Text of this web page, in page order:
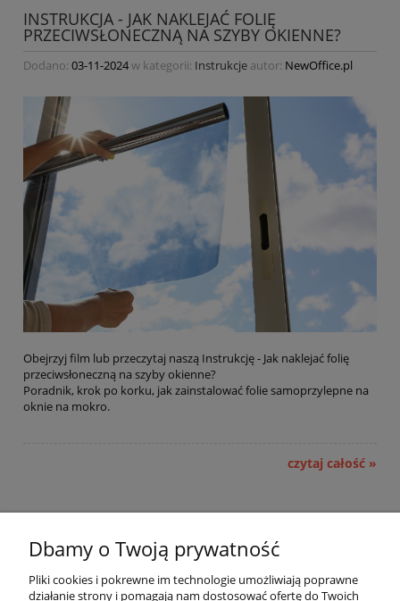
INSTRUKCJA - JAK NAKLEJAĆ FOLIĘ
PRZECIWSŁONECZNĄ NA SZYBY OKIENNE?
Dodano: 03-11-2024w kategorii: Instrukcje autor: NewOffice.pl
Obejrzyj film lub przeczytaj naszą Instrukcję - Jak naklejać folię
przeciwsłoneczną na szyby okienne?
Poradnik, krok po korku, jak zainstalować folie samoprzylepne na
oknie na mokro.
czytaj całość »
Pomoc
Dbamy o Twoją prywatność
Pliki cookies i pokrewne im technologie umożliwiają poprawne
działanie strony i pomagają nam dostosować ofertę do Twoich